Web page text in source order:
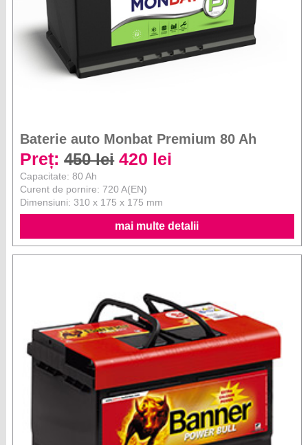
Baterie auto Monbat Premium 80 Ah
Preț:450 lei420 lei
Capacitate: 80 Ah
Curent de pornire: 720 A(EN)
Dimensiuni: 310 x 175 x 175 mm
mai multe detalii